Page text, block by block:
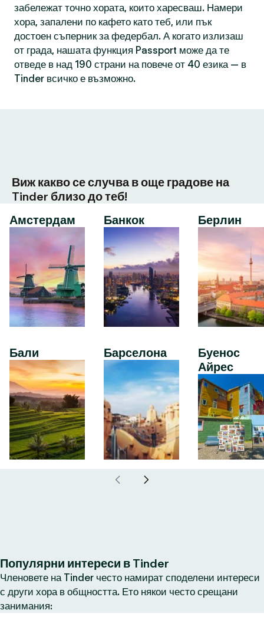
забележат точно хората, които харесваш. Намери
хора, запалени по кафето като теб, или пък
достоен съперник за федербал. А когато излизаш
от града, нашата функция Passport може да те
отведе в над 190 страни на повече от 40 езика — в
Tinder всичко е възможно.
Виж какво се случва в още градове на
Tinder близо до теб!
Амстердам
Бали
Банкок
Барселона
Берлин
Буенос
Айрес
Популярни интереси в Tinder
Членовете на Tinder често намират споделени интереси
с други хора в общността. Ето някои често срещани
занимания: